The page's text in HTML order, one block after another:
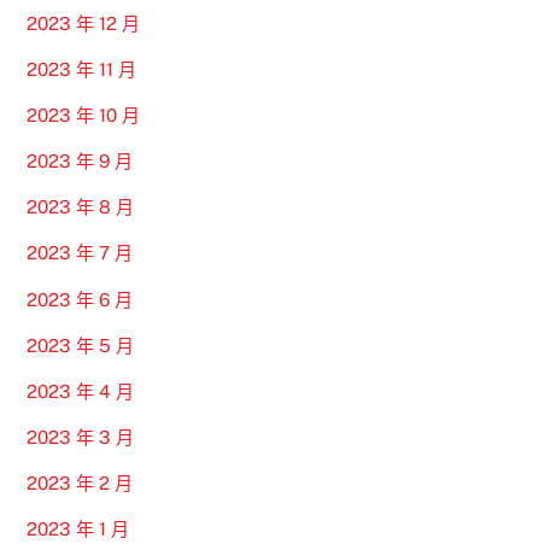
2023 年 12 月
2023 年 11 月
2023 年 10 月
2023 年 9 月
2023 年 8 月
2023 年 7 月
2023 年 6 月
2023 年 5 月
2023 年 4 月
2023 年 3 月
2023 年 2 月
2023 年 1 月